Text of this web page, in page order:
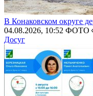
В Конаковском округе
04.08.2026, 10:52 ФОТО
Досуг